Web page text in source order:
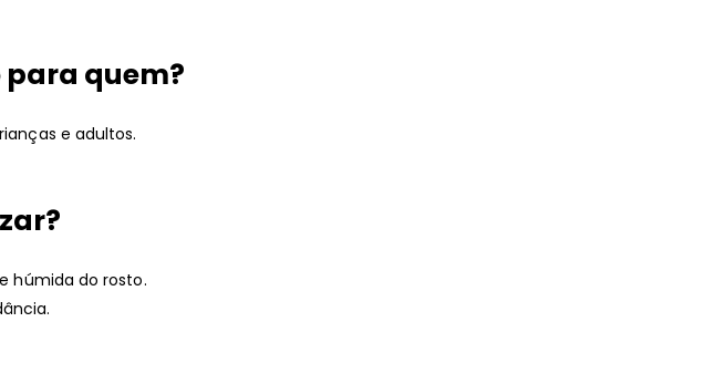
para quem?
e adultos.
húmida do rosto.